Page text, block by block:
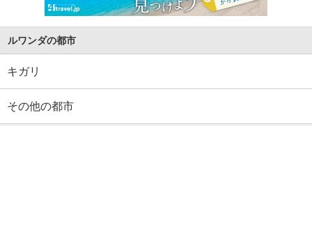
ルワンダの都市
キガリ
その他の都市